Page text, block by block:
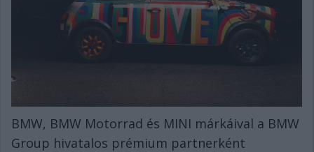
BMW, BMW Motorrad és MINI márkáival a BMW
Group hivatalos prémium partnerként